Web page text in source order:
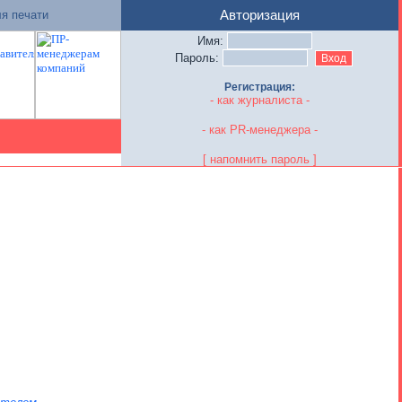
печати Авторизация
Имя:
Пароль:
Регистрация:
- как журналиста -
- как PR-менеджера -
[ напомнить пароль ]